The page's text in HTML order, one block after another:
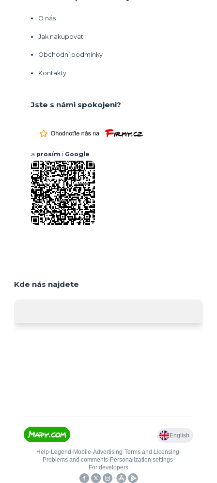
O nás
Jak nakupovat
Obchodní podmínky
Kontakty
Jste s námi spokojeni?
a prosím i Google
Kde nás najdete